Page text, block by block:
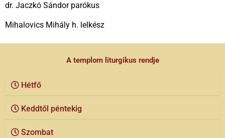
dr. Jaczkó Sándor parókus
Mihalovics Mihály h. lelkész
A templom liturgikus rendje
Hétfő
Keddtől péntekig
Szombat